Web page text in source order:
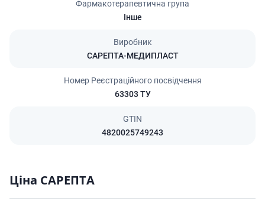
Фармакотерапевтична група
Інше
Виробник
САРЕПТА-МЕДИПЛАСТ
Номер Реєстраційного посвідчення
63303 ТУ
GTIN
4820025749243
Ціна САРЕПТА